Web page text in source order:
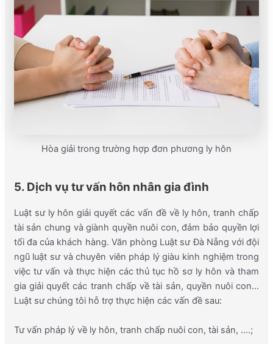
Hòa giải trong trường hợp đơn phương ly hôn
5. Dịch vụ tư vấn hôn nhân gia đình
Luật sư ly hôn giải quyết các vấn đề về ly hôn, tranh chấp
tài sản chung và giành quyền nuôi con, đảm bảo quyền lợi
tối đa của khách hàng. Văn phòng Luật sư Đà Nẵng với đội
ngũ luật sư và chuyên viên pháp lý giàu kinh nghiệm trong
việc tư vấn và thực hiện các thủ tục hồ sơ ly hôn và tham
gia giải quyết các tranh chấp về tài sản, quyền nuôi con…
Luật sư chúng tôi hỗ trợ thực hiện các vấn đề sau:
Tư vấn pháp lý về ly hôn, tranh chấp nuôi con, tài sản, ….;